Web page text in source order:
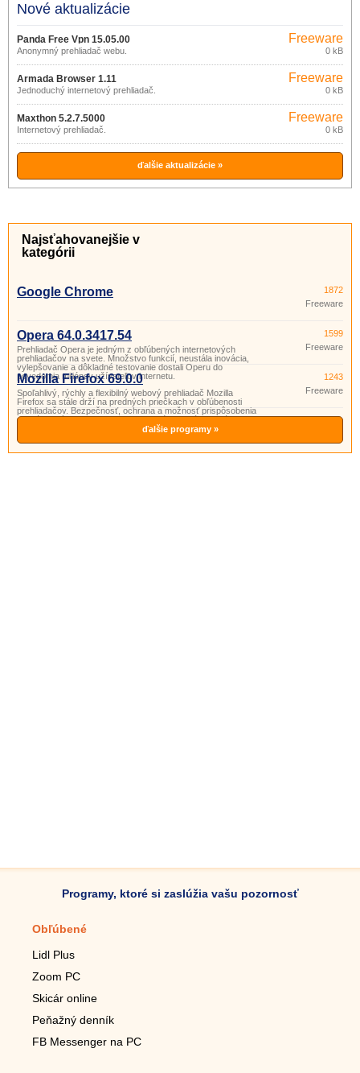
Nové aktualizácie
Panda Free Vpn 15.05.00
Anonymný prehliadač webu.
Freeware
0 kB
Armada Browser 1.11
Jednoduchý internetový prehliadač.
Freeware
0 kB
Maxthon 5.2.7.5000
Internetový prehliadač.
Freeware
0 kB
ďalšie aktualizácie »
Najsťahovanejšie v
kategórii
Google Chrome
1872
Freeware
Opera 64.0.3417.54
Prehliadač Opera je jedným z obľúbených internetových
prehliadačov na svete. Množstvo funkcií, neustála inovácia,
vylepšovanie a dôkladné testovanie dostali Operu do
povedomia miliónov užívateľov internetu.
1599
Freeware
Mozilla Firefox 69.0.0
Spoľahlivý, rýchly a flexibilný webový prehliadač Mozilla
Firefox sa stále drží na predných priečkach v obľúbenosti
prehliadačov. Bezpečnosť, ochrana a možnosť prispôsobenia
nie sú jedinými vlastnosťami, pre ktoré tam stále zostáva.
1243
Freeware
ďalšie programy »
Programy, ktoré si zaslúžia vašu pozornosť
Obľúbené
Lidl Plus
Zoom PC
Skicár online
Peňažný denník
FB Messenger na PC